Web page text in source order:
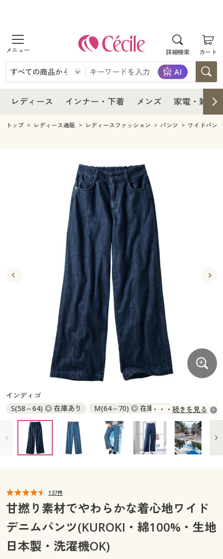
詳細検索 カート
商品を探す
レディース
レディースファッション
インナー・下着
インナー・下着通販すべて
ジュニア・ティーンズ下着
メンズ
メンズファッション
キッチン・雑貨・日用品
寝具・インテリア・家具
寝具・インテリア・家具通販すべて
カーテン・ラグ・ファブリック
美容・健康通販すべて
美容・健康・サプリメント
制服・スクール
制服・スクールすべて
ジュニア・ティーンズ下着
大きいサイズ通販すべて
大きいサイズ レディース服
大きいサイズ レディース下着
大きいサイズ メンズ
大きいサイズ 事務・制服
バーゲンセール
シークレットセール
商品カテゴリ一覧
カタログ・チラシからのご注文
デジタルカタログ
カタログ無料プレゼント
マイページ
閲覧履歴
お気に入り
レディース インナー・下着 メンズ 家電・雑貨
レディース
レディース通販すべて
レディースファッション
インナー・下着
インナー・下着通販すべて
ジュニア・ティーンズ下着
メンズ
キッチン・雑貨・日用品
寝具・インテリア・家具通販すべて
カーテン・ラグ・ファブリック
美容・健康通販すべて
美容・健康・サプリメント
制服・スクールすべて
ジュニア・ティーンズ下着
大きいサイズ通販すべて
大きいサイズ レディース服
大きいサイズ レディース下着
大きいサイズ メンズ
大きいサイズ 事務・制服
バーゲンセール
シークレットセール
商品カテゴリ一覧
カタログ・チラシからのご注文
カタログ無料プレゼント
会員メニュー
閲覧履歴
お気に入り
サポート
トップ レディース通販 レディースファッション パンツ ワイドパン
インディゴ
S(58～64) ◎ 在庫あり
M(64～70) ◎ 在庫あり
L(69～77) ◎ 在庫あり
LL(77～85) ◎ 在庫あり
3L(85～93) ◎ 在庫あり
続きを見る
137件
甘撚り素材でやわらかな着心地ワイド
デニムパンツ(KUROKI・綿100%・生地
日本製・洗濯機OK)